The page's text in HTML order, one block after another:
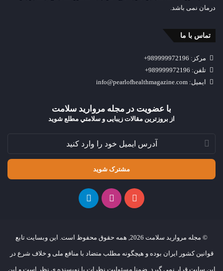
درمان نمی باشد.
تماس با ما
مرکز: 989999972196+
تلفن: 989999972196+
ایمیل: info@pearlofhealthmagazine.com
با عضویت در مجله مروارید سلامت
از بروزترین مقالات زیبایی و سلامتي مطلع شوید
© مجله مروارید سلامت 2026, همه حقوق محفوظ است. این وبسایت تابع
قوانین کشور ایران بوده و هیچگونه مطلب متضاد با منافع ملی و خلاف شرع در
این سایت قرار نمی گیرد. ضمنا مسئولیت نظرات با نویسنده ی نظر است و این